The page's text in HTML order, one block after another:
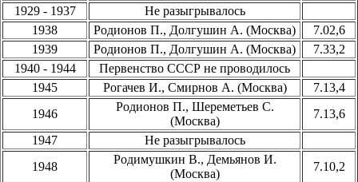
1929 - 1937
Не разыгрывалось
1938
Родионов П., Долгушин А. (Москва)
7.02,6
1939
Родионов П., Долгушин А. (Москва)
7.33,2
1940 - 1944
Первенство СССР не проводилось
1945
Рогачев И., Смирнов А. (Москва)
7.13,4
1946
Родионов П., Шереметьев С.
(Москва)
7.13,6
1947
Не разыгрывалось
1948
Родимушкин В., Демьянов И.
(Москва)
7.10,2